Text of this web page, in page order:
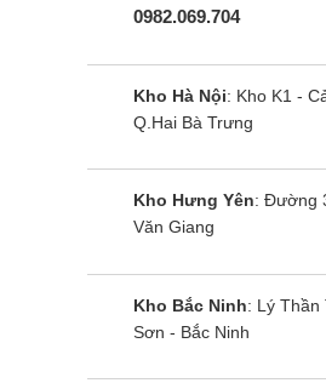
0982.069.704
Kho Hà Nội: Kho K1 -
Q.Hai Bà Trưng
Kho Hưng Yên: Đường
Văn Giang
Kho Bắc Ninh: Lý Thần
Sơn - Bắc Ninh